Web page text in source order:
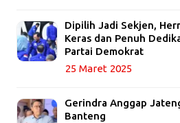
Dipilih Jadi Sekjen,
Keras dan Penuh
Partai Demokrat
25 Maret 2025
Gerindra Anggap
Banteng